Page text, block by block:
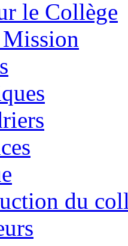
le Collège
du